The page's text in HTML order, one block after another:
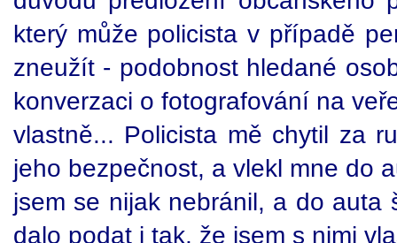
který může policista v případě
zneužít - podobnost hledané
konverzaci o fotografování na
vlastně... Policista mě chytil za
jeho bezpečnost, a vlekl mne do
jsem se nijak nebránil, a do auta
dalo podat i tak, že jsem s nimi